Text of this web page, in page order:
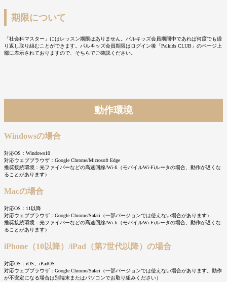
期限について
「社会科マスター」にはレッスン期限はありません。パルキッズ会員期間中であれば何度でも繰
り返し取り組むことができます。パルキッズ会員期限はログイン後「Palkids CLUB」のページ上
部に表示されておりますので、そちらでご確認ください。
動作環境
Windowsの場合
対応OS：Windows10
対応ウェブブラウザ：Google Chrome/Microsoft Edge
推奨接続環境：光ファイバーなどの高速回線/Wi-fi（モバイルWi-Fiルータの場合、動作が遅くな
ることがあります）
Macの場合
対応OS：11以降
対応ウェブブラウザ：Google Chrome/Safari（一部バージョンでは使えない場合があります）
推奨接続環境：光ファイバーなどの高速回線/Wi-fi（モバイルWi-Fiルータの場合、動作が遅くな
ることがあります）
iPhone（10以降）/iPad（第7世代以降）の場合
対応OS：iOS、iPadOS
対応ウェブブラウザ：Google Chrome/Safari（一部バージョンでは使えない場合があります。動作
が不安定になる場合は別端末またはパソコンでお取り組みください）